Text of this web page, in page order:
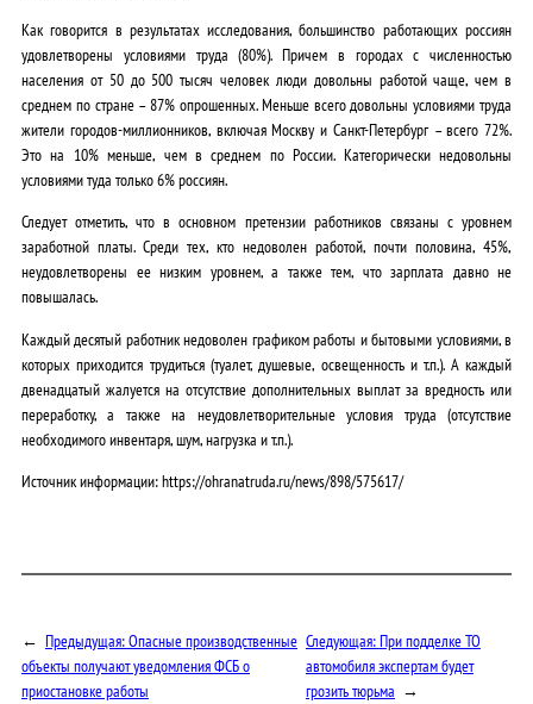
Как говорится в результатах исследования, большинство работающих россиян
удовлетворены условиями труда (80%). Причем в городах с численностью
населения от 50 до 500 тысяч человек люди довольны работой чаще, чем в
среднем по стране – 87% опрошенных. Меньше всего довольны условиями труда
жители городов-миллионников, включая Москву и Санкт-Петербург – всего 72%.
Это на 10% меньше, чем в среднем по России. Категорически недовольны
условиями туда только 6% россиян.
Следует отметить, что в основном претензии работников связаны с уровнем
заработной платы. Среди тех, кто недоволен работой, почти половина, 45%,
неудовлетворены ее низким уровнем, а также тем, что зарплата давно не
повышалась.
Каждый десятый работник недоволен графиком работы и бытовыми условиями, в
которых приходится трудиться (туалет, душевые, освещенность и т.п.). А каждый
двенадцатый жалуется на отсутствие дополнительных выплат за вредность или
переработку, а также на неудовлетворительные условия труда (отсутствие
необходимого инвентаря, шум, нагрузка и т.п.).
Источник информации: https://ohranatruda.ru/news/898/575617/
← Предыдущая:Опасные производственные
объекты получают уведомления ФСБ о
приостановке работы
Следующая:При подделке ТО
автомобиля экспертам будет
грозить тюрьма →